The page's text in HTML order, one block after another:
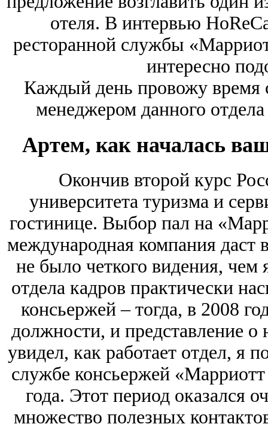
отеля. В интервью
ресторанной службы
интересно
Каждый день провожу время
менеджером данного отдела
Артем, как началась
Окончив второй курс
университета туризма и
гостинице. Выбор пал на
международная компания даст
не было четкого видения, чем
отдела кадров практически
консьержей – тогда, в 2008
должности, и представление
увидел, как работает отдел, я
службе консьержей
года. Этот период оказался
множество полезных